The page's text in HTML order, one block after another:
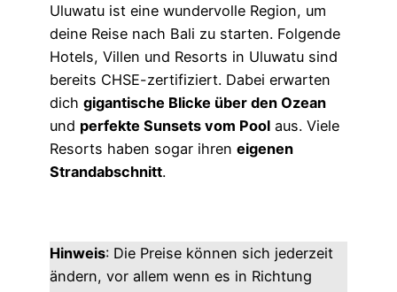
Uluwatu ist eine wundervolle Region, um
deine Reise nach Bali zu starten. Folgende
Hotels, Villen und Resorts in Uluwatu sind
bereits CHSE-zertifiziert. Dabei erwarten
dich gigantische Blicke über den Ozean
und perfekte Sunsets vom Pool aus. Viele
Resorts haben sogar ihren eigenen
Strandabschnitt.
Hinweis: Die Preise können sich jederzeit
ändern, vor allem wenn es in Richtung